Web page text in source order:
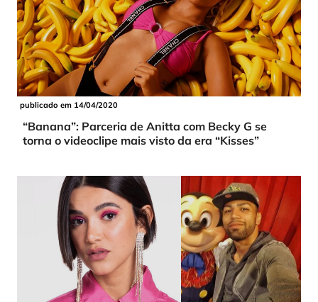
publicado em 14/04/2020
“Banana”: Parceria de Anitta com Becky G se
torna o videoclipe mais visto da era “Kisses”